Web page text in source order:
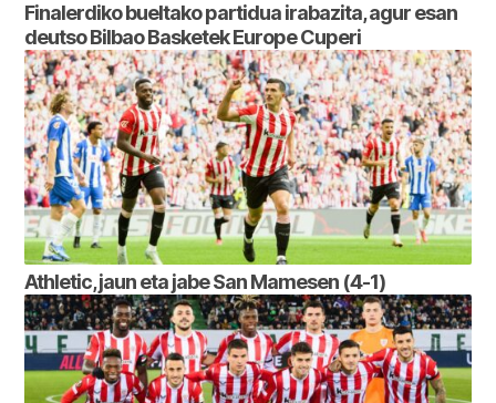
Finalerdiko bueltako partidua irabazita, agur esan
deutso Bilbao Basketek Europe Cuperi
Athletic, jaun eta jabe San Mamesen (4-1)